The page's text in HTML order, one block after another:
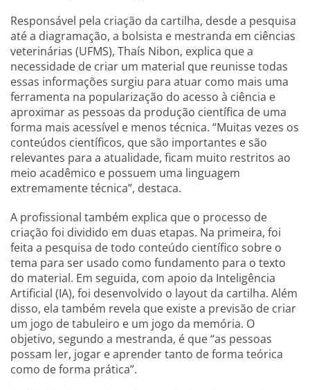
Responsável pela criação da cartilha, desde a pesquisa
até a diagramação, a bolsista e mestranda em ciências
veterinárias (UFMS), Thaís Nibon, explica que a
necessidade de criar um material que reunisse todas
essas informações surgiu para atuar como mais uma
ferramenta na popularização do acesso à ciência e
aproximar as pessoas da produção científica de uma
forma mais acessível e menos técnica. “Muitas vezes os
conteúdos científicos, que são importantes e são
relevantes para a atualidade, ficam muito restritos ao
meio acadêmico e possuem uma linguagem
extremamente técnica”, destaca.
A profissional também explica que o processo de
criação foi dividido em duas etapas. Na primeira, foi
feita a pesquisa de todo conteúdo científico sobre o
tema para ser usado como fundamento para o texto
do material. Em seguida, com apoio da Inteligência
Artificial (IA), foi desenvolvido o layout da cartilha. Além
disso, ela também revela que existe a previsão de criar
um jogo de tabuleiro e um jogo da memória. O
objetivo, segundo a mestranda, é que “as pessoas
possam ler, jogar e aprender tanto de forma teórica
como de forma prática”.